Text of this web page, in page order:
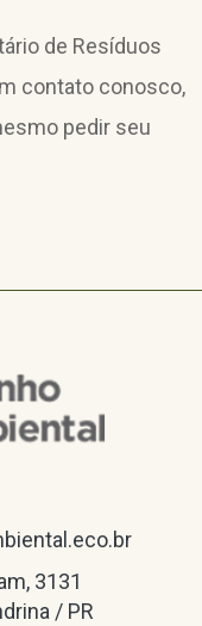
de Resíduos
contato conosco,
pedir seu
3131
/ PR